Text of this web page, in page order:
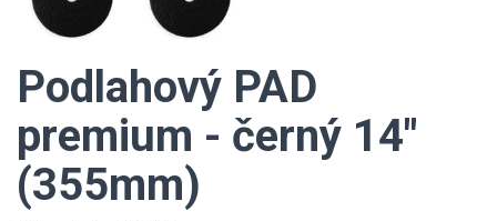
Podlahový PAD
premium - černý 14"
(355mm)